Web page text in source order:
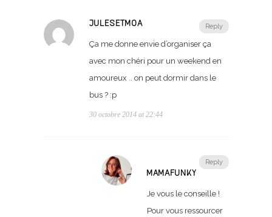
Reply
JULESETMOA
Ça me donne envie d’organiser ça
avec mon chéri pour un weekend en
amoureux .. on peut dormir dans le
bus ? :p
30 octobre 2014 at 22:44
Reply
MAMAFUNKY
Je vous le conseille !
Pour vous ressourcer